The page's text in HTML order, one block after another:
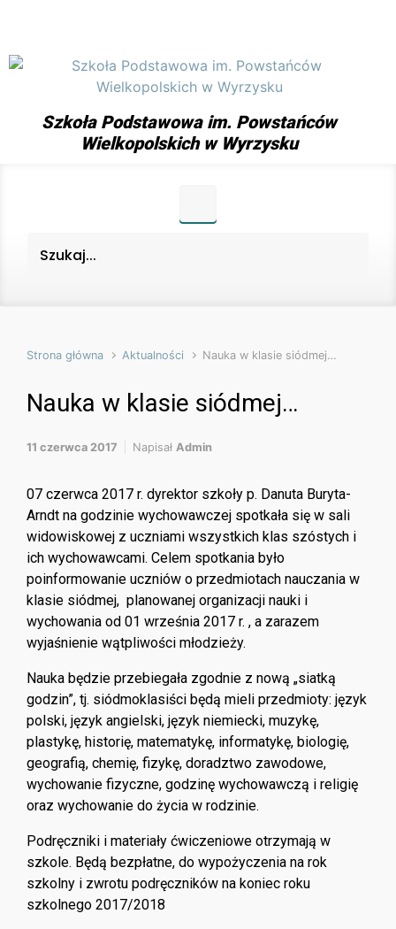
Szkoła Podstawowa im. Powstańców
Wielkopolskich w Wyrzysku
Strona główna Aktualności Nauka w klasie siódmej…
Nauka w klasie siódmej…
11 czerwca 2017 Napisał Admin
07 czerwca 2017 r. dyrektor szkoły p. Danuta Buryta-
Arndt na godzinie wychowawczej spotkała się w sali
widowiskowej z uczniami wszystkich klas szóstych i
ich wychowawcami. Celem spotkania było
poinformowanie uczniów o przedmiotach nauczania w
klasie siódmej, planowanej organizacji nauki i
wychowania od 01 września 2017 r. , a zarazem
wyjaśnienie wątpliwości młodzieży.
Nauka będzie przebiegała zgodnie z nową „siatką
godzin”, tj. siódmoklasiści będą mieli przedmioty: język
polski, język angielski, język niemiecki, muzykę,
plastykę, historię, matematykę, informatykę, biologię,
geografią, chemię, fizykę, doradztwo zawodowe,
wychowanie fizyczne, godzinę wychowawczą i religię
oraz wychowanie do życia w rodzinie.
Podręczniki i materiały ćwiczeniowe otrzymają w
szkole. Będą bezpłatne, do wypożyczenia na rok
szkolny i zwrotu podręczników na koniec roku
szkolnego 2017/2018